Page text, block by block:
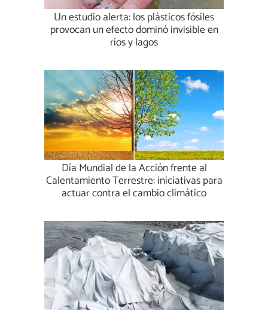
Un estudio alerta: los plásticos fósiles
provocan un efecto dominó invisible en
ríos y lagos
Día Mundial de la Acción frente al
Calentamiento Terrestre: iniciativas para
actuar contra el cambio climático